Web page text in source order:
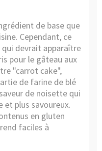
de base que
Cependant, ce
devrait apparaître
pour le gâteau aux
"carrot cake",
de farine de blé
de noisette qui
et plus savoureux.
en gluten
faciles à